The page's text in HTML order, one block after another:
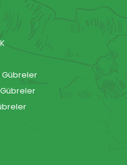
Gübreler